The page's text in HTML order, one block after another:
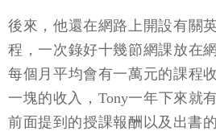
後來，他還在網路上開設有關
程，一次錄好十幾節網課放在
每個月平均會有一萬元的課程
一塊的收入，Tony一年下來就
前面提到的授課報酬以及出書